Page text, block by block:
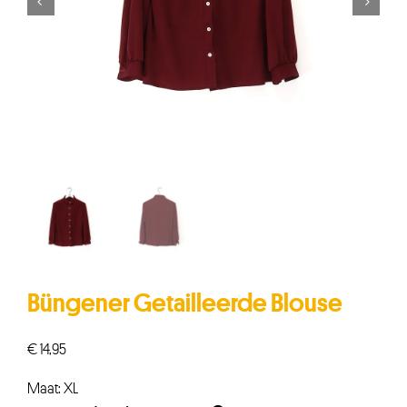
Büngener Getailleerde Blouse
€14,95
Maat: XL